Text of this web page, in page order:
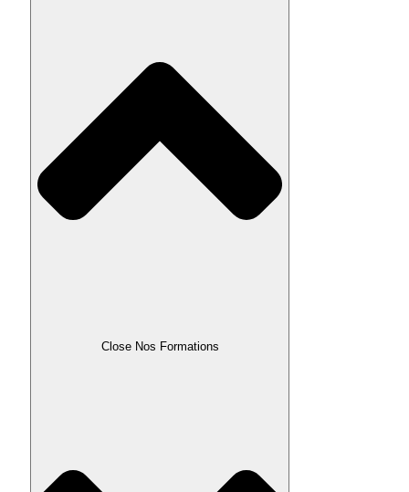
Close Nos Formations